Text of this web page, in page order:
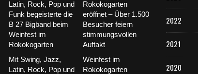
Mit Swing, Jazz,
Latin, Rock, Pop und
Weinfest im
Rokokogarten
2022
2021
2020